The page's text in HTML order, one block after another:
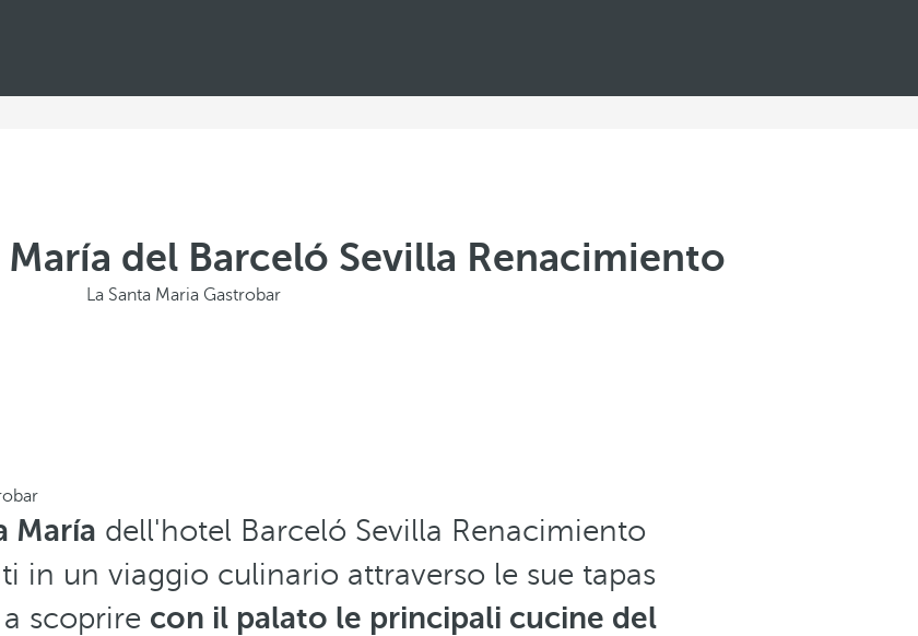
María del Barceló Sevilla Renacimiento
La Santa Maria Gastrobar
María dell'hotel Barceló Sevilla Renacimiento
in un viaggio culinario attraverso le sue tapas
scoprire con il palato le principali cucine del